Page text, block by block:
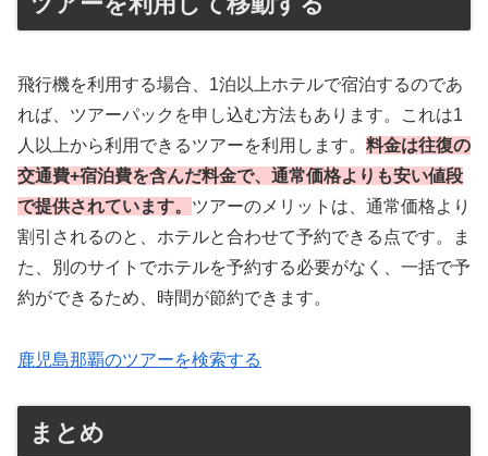
飛行機を利用する場合、1泊以上ホテルで宿泊するのであ
れば、ツアーパックを申し込む方法もあります。これは1
人以上から利用できるツアーを利用します。 料金は往復の
交通費+宿泊費を含んだ料金で、通常価格よりも安い値段
で提供されています。 ツアーのメリットは、通常価格より
割引されるのと、ホテルと合わせて予約できる点です。ま
た、別のサイトでホテルを予約する必要がなく、一括で予
約ができるため、時間が節約できます。
鹿児島那覇のツアーを検索する
まとめ